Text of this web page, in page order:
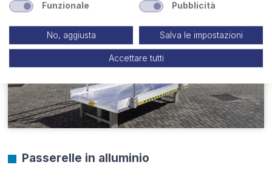
Passerelle in alluminio
Funzionale Pubblicità
No, aggiusta Salva le impostazioni
Accettare tutti